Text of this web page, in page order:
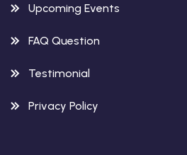
Upcoming Events
FAQ Question
Testimonial
Privacy Policy